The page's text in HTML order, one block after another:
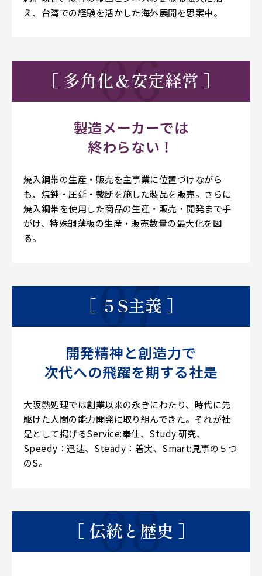
え、台湾での経験を活かした海外展開を思案中。
［ 多角化＆安定経営 ］
製造メーカーでは
終わらない！
焼入鋼帯の生産・販売を主事業に位置づけながら
も、焼鈍・圧延・裁断を施した製品を販売。さらに
焼入鋼帯を使用した商品の生産・販売・開発まで手
がけ、特殊鋼薄板の生産・販売数量の最大化を図
る。
［ ５S主義 ］
開発精神と創造力で
次代への飛躍を期する社是
大阪熱処理では創業以来の永きにわたり、時代に先
駆けた人間の能力開発に取り組んできた。それが社
是として掲げるService:奉仕、Study:研究、
Speedy：迅速、Steady：着実、Smart:見事の５つ
のS。
［ 伝統と歴史 ］